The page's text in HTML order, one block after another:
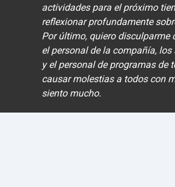
actividades para el próximo
reflexionar profundamente
Por último, quiero disculparme
el personal de la compañía,
y el personal de programas de
causar molestias a todos con
siento mucho.